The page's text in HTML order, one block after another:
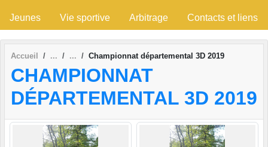
Jeunes Vie sportive Arbitrage Contacts et liens
Accueil Championnat départemental 3D 2019
CHAMPIONNAT
DÉPARTEMENTAL 3D 2019